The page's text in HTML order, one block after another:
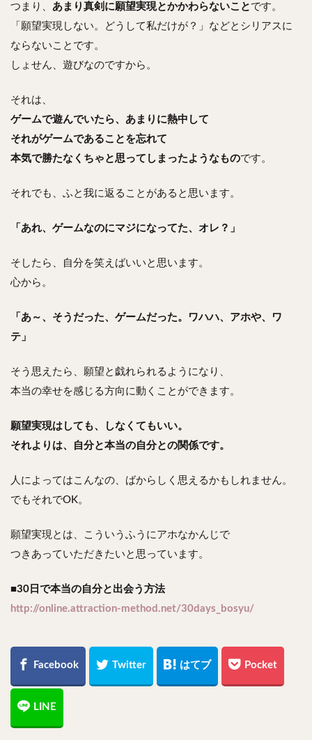
つまり、 あまり真剣に願望実現とかかわらないこと です。
「願望実現しない。どうして私だけが？」などとシリアスに
ならないことです。
しょせん、遊びなのですから。
それは、
ゲームで遊んでいたら、あまりに熱中して
それがゲームであることを忘れて
本気で勝たなくちゃと思ってしまったようなものです。
それでも、ふと我に返ることがあると思います。
「あれ、ゲームなのにマジになってた、オレ？」
そしたら、自分を笑えばいいと思います。
心から。
「あ～、そうだった、ゲームだった。ワハハ、アホや、ワ
テ」
そう思えたら、願望と戯れられるようになり、
本当の幸せを感じる方向に動くことができます。
願望実現はしても、しなくてもいい。
それよりは、自分と本当の自分との関係です。
人によってはこんなの、ばからしく思えるかもしれません。
でもそれでOK。
願望実現とは、こういうふうにアホなかんじで
つきあっていただきたいと思っています。
■30日で本当の自分と出会う方法
http://online.attraction-method.net/30days_bosyu/